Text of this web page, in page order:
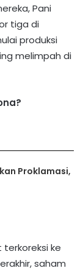
Pani
tiga di
produksi
melimpah di
Proklamasi,
terkoreksi ke
saham